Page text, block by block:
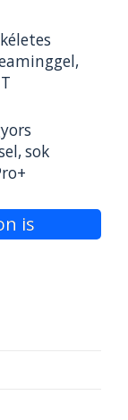
sok
is